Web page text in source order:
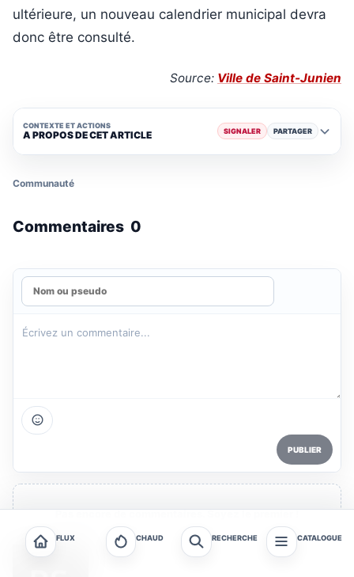
ultérieure, un nouveau calendrier municipal devra
donc être consulté.
Source: Ville de Saint-Junien
CONTEXTE ET ACTIONS
A PROPOS DE CET ARTICLE SIGNALER PARTAGER
Communauté
Commentaires 0
PUBLIER
Pas encore de commentaires. Soyez le premier !
FLUX CHAUD RECHERCHE CATALOGUE